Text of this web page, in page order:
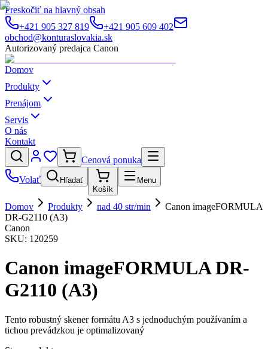
Preskočiť na hlavný obsah
+421 905 327 819
+421 905 609 402
obchod@konturaslovakia.sk
Autorizovaný predajca Canon
Domov
Produkty
Prenájom
Servis
O nás
Kontakt
Cenová ponuka
Volať
Hľadať
Košík
Menu
Domov Produkty nad 40 str/min
Canon imageFORMULA
DR-G2110 (A3)
Canon
SKU: 120259
Canon imageFORMULA DR-
G2110 (A3)
Tento robustný skener formátu A3 s jednoduchým používaním a
tichou prevádzkou je optimalizovaný